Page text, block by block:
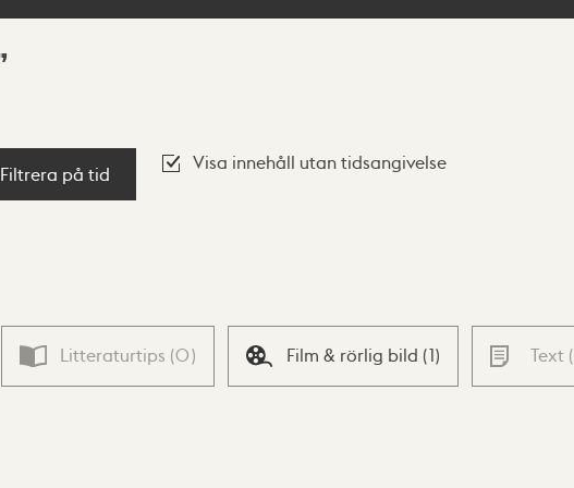
Filtrera på tid
Visa innehåll utan tidsangivelse
Litteraturtips (0) Film & rörlig bild (1) Text (